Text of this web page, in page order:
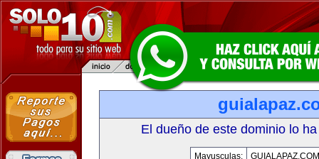
El dueño de este dominio lo
Mayusculas:
GUIALAPAZ.COM